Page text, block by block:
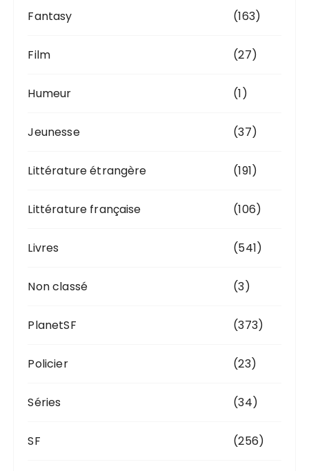
Fantasy (163)
Film (27)
Humeur (1)
Jeunesse (37)
Littérature étrangère (191)
Littérature française (106)
Livres (541)
Non classé (3)
PlanetSF (373)
Policier (23)
Séries (34)
SF (256)